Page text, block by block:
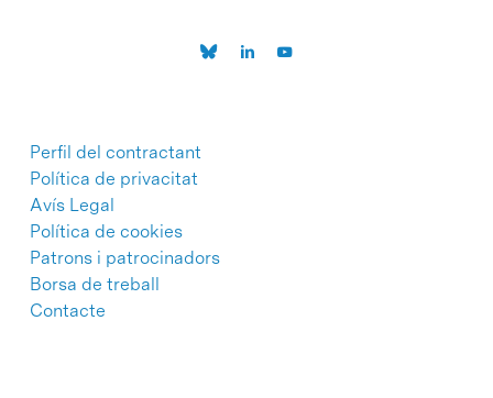
Perfil del contractant
Política de privacitat
Avís Legal
Política de cookies
Patrons i patrocinadors
Borsa de treball
Contacte